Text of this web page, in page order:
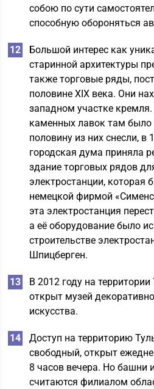
собою по сути
способную обороняться
Большой интерес как
старинной архитектуры
также торговые ряды,
половине XIX века. Они
западном участке
каменных лавок там было
половину из них снесли, в
городская дума приняла
здание торговых рядов
электростанции, которая
немецкой фирмой
эта электростанция
а её оборудование было
строительстве
Шпицберген.
В 2012 году на
открыт музей
искусства.
Доступ на территорию
свободный, открыт
8 часов вечера. Но башни
считаются филиалом